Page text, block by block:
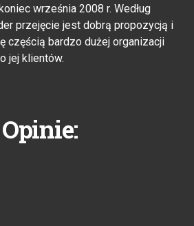
września 2008 r. Według
przejęcie jest dobrą propozycją i
częścią bardzo dużej organizacji
jej klientów.
Opinie: